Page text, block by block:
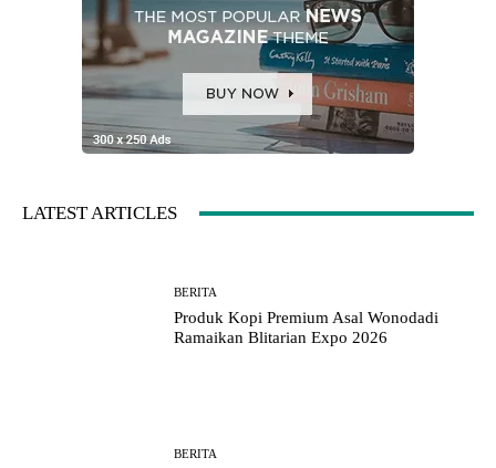
LATEST ARTICLES
BERITA
Produk Kopi Premium Asal Wonodadi
Ramaikan Blitarian Expo 2026
BERITA